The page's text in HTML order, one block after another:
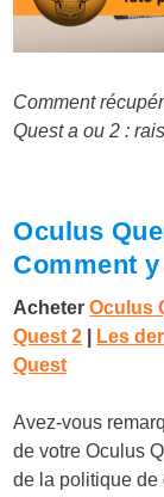
Comment
Quest a ou 2 :
Oculus
Comment
AcheterOculus
Quest 2
Les
Quest
Avez-vous
de votre Oculus
de la politique de